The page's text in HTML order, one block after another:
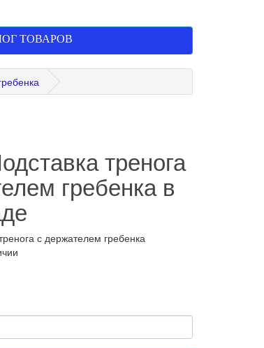
ТОВАРОВ
тренога
гребенка в
с держателем гребенка